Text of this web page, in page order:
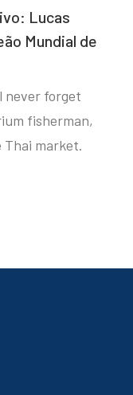
Lucas
Mundial de
never forget
fisherman,
Thai market.